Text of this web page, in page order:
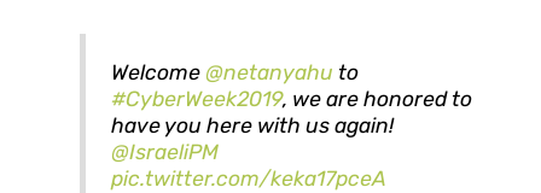
Welcome@netanyahu to
#CyberWeek2019, we are honored to
have you here with us again!
@IsraeliPM
pic.twitter.com/keka17pceA